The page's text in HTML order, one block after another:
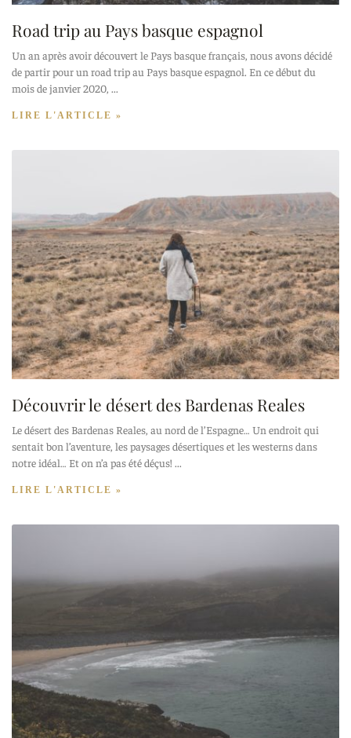
Road trip au Pays basque espagnol
Un an après avoir découvert le Pays basque français, nous avons décidé
de partir pour un road trip au Pays basque espagnol. En ce début du
mois de janvier 2020,
LIRE L'ARTICLE »
Découvrir le désert des Bardenas Reales
Le désert des Bardenas Reales, au nord de l’Espagne… Un endroit qui
sentait bon l’aventure, les paysages désertiques et les westerns dans
notre idéal… Et on n’a pas été déçus!
LIRE L'ARTICLE »